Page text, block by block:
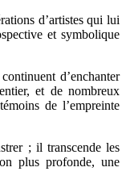
d’artistes qui lui
et symbolique
d’enchanter
et de nombreux
de l’empreinte
; il transcende les
plus profonde, une